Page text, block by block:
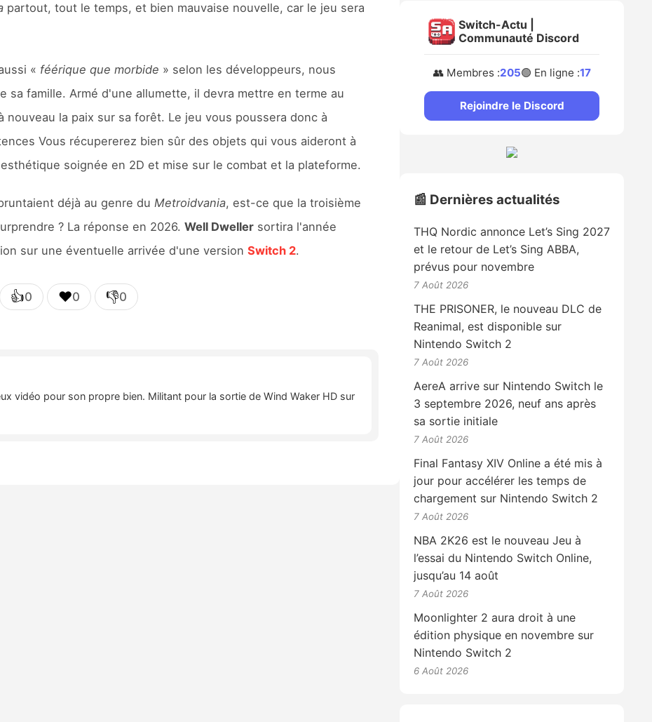
partout, tout le temps, et bien mauvaise nouvelle, car le jeu sera
« féérique que morbide » selon les développeurs, nous
sa famille. Armé d'une allumette, il devra mettre en terme au
la paix sur sa forêt. Le jeu vous poussera donc à
Vous récupererez bien sûr des objets qui vous aideront à
soignée en 2D et mise sur le combat et la plateforme.
déjà au genre du Metroidvania, est-ce que la troisième
? La réponse en 2026. Well Dwellersortira l'année
sur une éventuelle arrivée d'une version Switch 2.
👍0 ❤️0 👎0
vidéo pour son propre bien. Militant pour la sortie de Wind Waker HD sur
Switch-Actu |
Communauté Discord
👥 Membres :205🟢 En ligne :17
Rejoindre le Discord
📰 Dernières actualités
THQ Nordic annonce Let’s Sing 2027
et le retour de Let’s Sing ABBA,
prévus pour novembre
7 Août 2026
THE PRISONER, le nouveau DLC de
Reanimal, est disponible sur
Nintendo Switch 2
7 Août 2026
AereA arrive sur Nintendo Switch le
3 septembre 2026, neuf ans après
sa sortie initiale
7 Août 2026
Final Fantasy XIV Online a été mis à
jour pour accélérer les temps de
chargement sur Nintendo Switch 2
7 Août 2026
NBA 2K26 est le nouveau Jeu à
l’essai du Nintendo Switch Online,
jusqu’au 14 août
7 Août 2026
Moonlighter 2 aura droit à une
édition physique en novembre sur
Nintendo Switch 2
6 Août 2026